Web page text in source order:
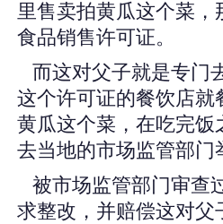
里售卖拍黄瓜这个菜，
食品销售许可证。
而这对父子就是专门
这个许可证的餐饮店就
黄瓜这个菜，在吃完饭
去当地的市场监管部门
被市场监管部门审查
求整改，并赔偿这对父